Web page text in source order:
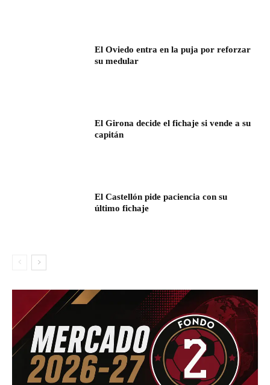
El Oviedo entra en la puja por reforzar
su medular
El Girona decide el fichaje si vende a su
capitán
El Castellón pide paciencia con su
último fichaje